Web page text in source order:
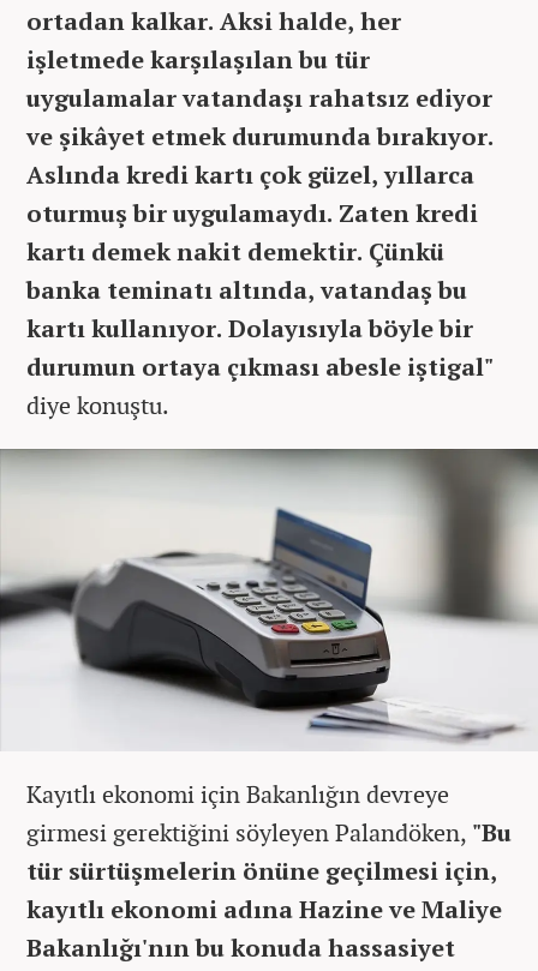
ortadan kalkar. Aksi halde, her
işletmede karşılaşılan bu tür
uygulamalar vatandaşı rahatsız ediyor
ve şikâyet etmek durumunda bırakıyor.
Aslında kredi kartı çok güzel, yıllarca
oturmuş bir uygulamaydı. Zaten kredi
kartı demek nakit demektir. Çünkü
banka teminatı altında, vatandaş bu
kartı kullanıyor. Dolayısıyla böyle bir
durumun ortaya çıkması abesle iştigal"
diye konuştu.
Kayıtlı ekonomi için Bakanlığın devreye
girmesi gerektiğini söyleyen Palandöken, "Bu
tür sürtüşmelerin önüne geçilmesi için,
kayıtlı ekonomi adına Hazine ve Maliye
Bakanlığı'nın bu konuda hassasiyet